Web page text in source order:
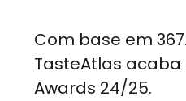
Com base em
TasteAtlas acaba
Awards 24/25.